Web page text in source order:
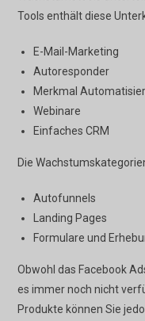
Tools enthält diese
E-Mail-Marketing
Autoresponder
Merkmal
Webinare
Einfaches CRM
Die
Autofunnels
Landing Pages
Formulare und
Obwohl das Facebook
es immer noch nicht
Produkte können Sie